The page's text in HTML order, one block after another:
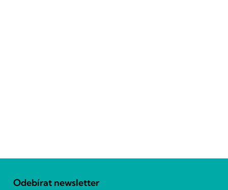
Odebírat newsletter